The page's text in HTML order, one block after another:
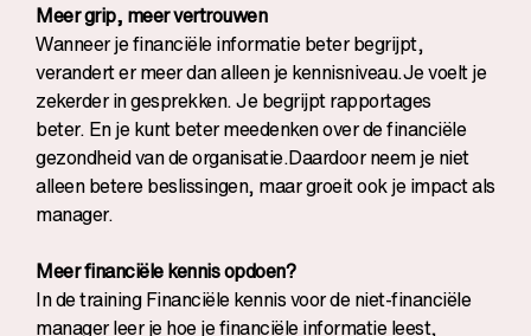
Meer grip, meer vertrouwen
Wanneer je financiële informatie beter begrijpt,
verandert er meer dan alleen je kennisniveau.Je voelt je
zekerder in gesprekken. Je begrijpt rapportages
beter. En je kunt beter meedenken over de financiële
gezondheid van de organisatie.Daardoor neem je niet
alleen betere beslissingen, maar groeit ook je impact als
manager.
Meer financiële kennis opdoen?
In de trainingFinanciële kennis voor de niet-financiële
managerleer je hoe je financiële informatie leest,